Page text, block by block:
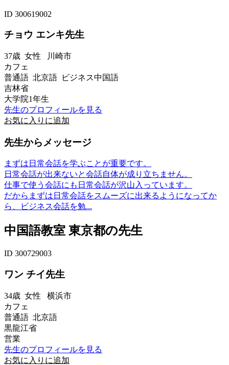
ID 300619002
チョウ エンキ先生
37歳 女性 川崎市
カフェ
普通語 北京語 ビジネス中国語
吉林省
大学院1年生
先生のプロフィールを見る
お気に入りに追加
先生からメッセージ
まずは日常会話を学ぶことが重要です。
日常会話が出来ないと会話自体が成り立ちません。
仕事で使う会話にも日常会話が沢山入っています。
だからまずは日常会話をスムーズに出来るようになってか
ら、ビジネス会話を勉...
中国語教室 東京都の先生
ID 300729003
ワン チイ先生
34歳 女性 横浜市
カフェ
普通語 北京語
黒龍江省
営業
先生のプロフィールを見る
お気に入りに追加